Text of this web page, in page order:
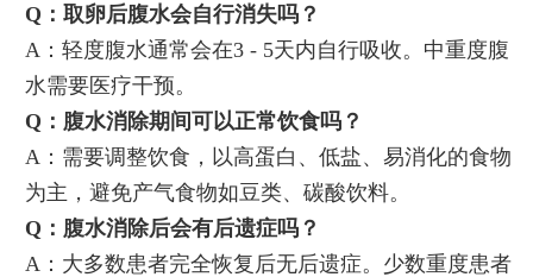
Q：取卵后腹水会自行消失吗？
A：轻度腹水通常会在3 - 5天内自行吸收。中重度腹
水需要医疗干预。
Q：腹水消除期间可以正常饮食吗？
A：需要调整饮食，以高蛋白、低盐、易消化的食物
为主，避免产气食物如豆类、碳酸饮料。
Q：腹水消除后会有后遗症吗？
A：大多数患者完全恢复后无后遗症。少数重度患者